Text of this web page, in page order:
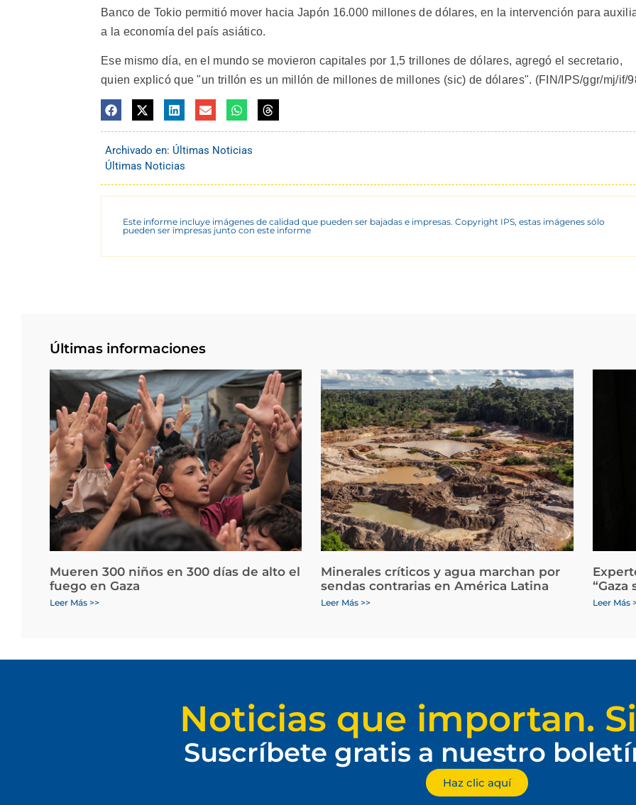
Banco de Tokio permitió mover hacia Japón 16.000 millones de dólares, en la intervención para
a la economía del país asiático.
Ese mismo día, en el mundo se movieron capitales por 1,5 trillones de dólares, agregó el secretario,
quien explicó que "un trillón es un millón de millones de millones (sic) de dólares". (FIN/IPS/ggr/mj/if/
Archivado en: Últimas Noticias
Últimas Noticias
Este informe incluye imágenes de calidad que pueden ser bajadas e impresas. Copyright IPS, estas imágenes sólo
pueden ser impresas junto con este informe
Últimas informaciones
Mueren 300 niños en 300 días de alto el
fuego en Gaza
Leer Más >>
Minerales críticos y agua marchan por
sendas contrarias en América Latina
Leer Más >>
“Gaza
Leer Más
Noticias que importan.
Suscríbete gratis a nuestro
Haz clic aquí